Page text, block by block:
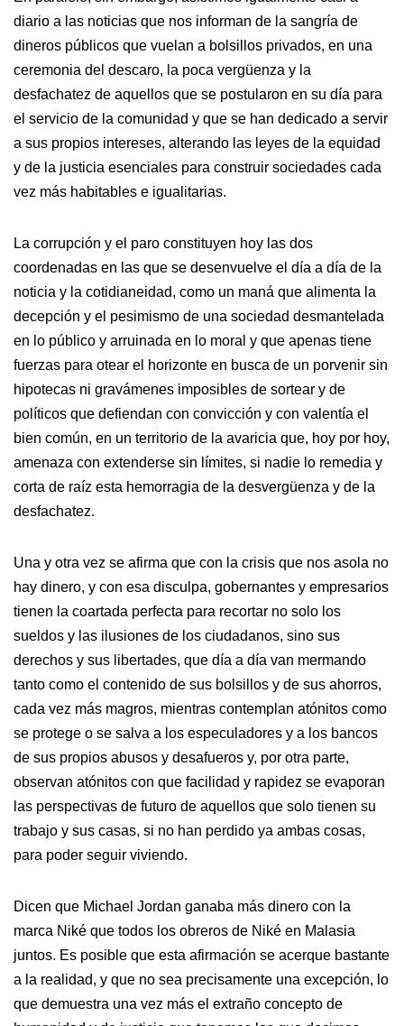
diario a las noticias que nos informan de la sangría de
dineros públicos que vuelan a bolsillos privados, en una
ceremonia del descaro, la poca vergüenza y la
desfachatez de aquellos que se postularon en su día para
el servicio de la comunidad y que se han dedicado a servir
a sus propios intereses, alterando las leyes de la equidad
y de la justicia esenciales para construir sociedades cada
vez más habitables e igualitarias.
La corrupción y el paro constituyen hoy las dos
coordenadas en las que se desenvuelve el día a día de la
noticia y la cotidianeidad, como un maná que alimenta la
decepción y el pesimismo de una sociedad desmantelada
en lo público y arruinada en lo moral y que apenas tiene
fuerzas para otear el horizonte en busca de un porvenir sin
hipotecas ni gravámenes imposibles de sortear y de
políticos que defiendan con convicción y con valentía el
bien común, en un territorio de la avaricia que, hoy por hoy,
amenaza con extenderse sin límites, si nadie lo remedia y
corta de raíz esta hemorragia de la desvergüenza y de la
desfachatez.
Una y otra vez se afirma que con la crisis que nos asola no
hay dinero, y con esa disculpa, gobernantes y empresarios
tienen la coartada perfecta para recortar no solo los
sueldos y las ilusiones de los ciudadanos, sino sus
derechos y sus libertades, que día a día van mermando
tanto como el contenido de sus bolsillos y de sus ahorros,
cada vez más magros, mientras contemplan atónitos como
se protege o se salva a los especuladores y a los bancos
de sus propios abusos y desafueros y, por otra parte,
observan atónitos con que facilidad y rapidez se evaporan
las perspectivas de futuro de aquellos que solo tienen su
trabajo y sus casas, si no han perdido ya ambas cosas,
para poder seguir viviendo.
Dicen que Michael Jordan ganaba más dinero con la
marca Niké que todos los obreros de Niké en Malasia
juntos. Es posible que esta afirmación se acerque bastante
a la realidad, y que no sea precisamente una excepción, lo
que demuestra una vez más el extraño concepto de